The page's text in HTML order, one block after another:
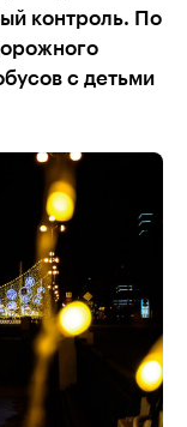
контроль. По
с детьми